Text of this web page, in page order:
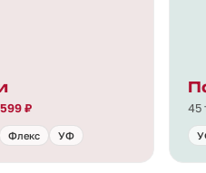
599 ₽
Флекс УФ
45